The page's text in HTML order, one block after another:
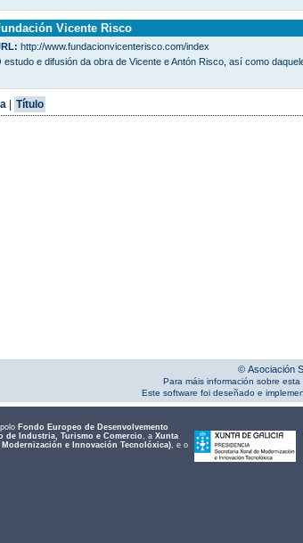
Vicente Risco
http://www.fundacionvicenterisco.com/index
estudo e difusión da obra de Vicente e Antón Risco, así como
Título
© Asociación
Para máis información sobre
Este software foi deseñado e
Fondo Europeo de Desenvolvemento
de Industria, Turismo e Comercio, a Xunta
Modernización e Innovación Tecnolóxica), e o